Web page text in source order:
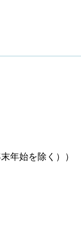
始を除く））